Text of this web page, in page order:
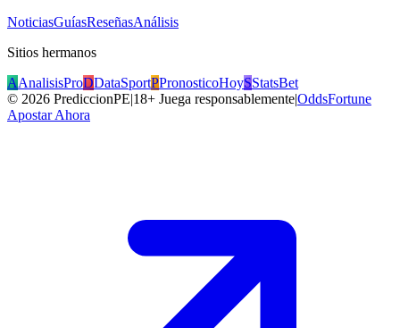
NoticiasGuíasReseñasAnálisis
Sitios hermanos
AAnalisisProDDataSportPPronosticoHoySStatsBet
© 2026 PrediccionPE|18+ Juega responsablemente|OddsFortune
Apostar Ahora